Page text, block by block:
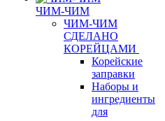
ЧИМ-ЧИМ
ЧИМ-ЧИМ
СДЕЛАНО
КОРЕЙЦАМИ
Корейские
заправки
Наборы и
ингредиенты
для